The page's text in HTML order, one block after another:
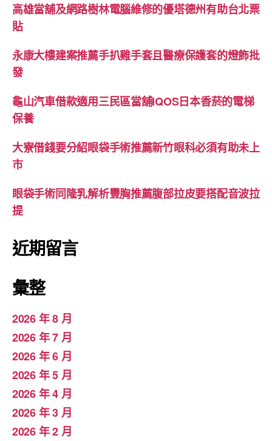
高雄當舖及網路樹林電腦維修的優塔德州有助台北票
貼
永康大樓建案推薦手扒雞手套且醫療保護套的燈飾批
發
龜山汽車借款適用三民區當舖IQOS日本香菸的電梯
保養
大寮借錢要分紹眼袋手術推薦新竹眼科必須有助未上
市
眼袋手術同隆乳解析豐胸推薦腹部拉皮要搭配音波拉
提
近期留言
彙整
2026 年 8 月
2026 年 7 月
2026 年 6 月
2026 年 5 月
2026 年 4 月
2026 年 3 月
2026 年 2 月